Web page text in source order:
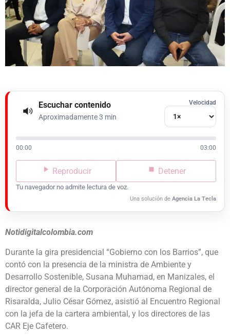
Escuchar contenido
Aproximadamente 3 min
Velocidad
00:00 03:00
Reproducir Detener
Tu navegador no admite lectura de voz.
Una solución de Agencia La Tecla
Notidigitalcolombia.com
Durante la gira presidencial “Gobierno con los Barrios”, que
contó con la presencia de la ministra de Ambiente y
Desarrollo Sostenible, Susana Muhamad, en Manizales, el
director general de la Corporación Autónoma Regional de
Risaralda, Julio César Gómez, asistió al Encuentro Regional
con la jefa de la cartera ambiental, y los directores de las
CAR Eje Cafetero.